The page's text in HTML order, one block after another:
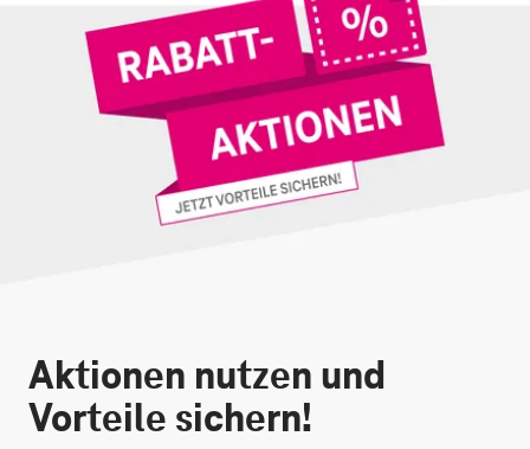
Aktionen nutzen und
Vorteile sichern!